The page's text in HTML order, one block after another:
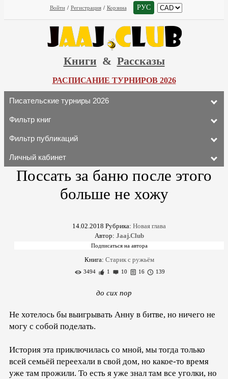
Войти / Регистрация / Корзина РУС
Книги & Рассказы
РАСПИСАНИЕ ТУРНИРОВ 2026
Писательские турниры 2026
Фильтр книг
Фильтр публикаций
Личный кабинет
Поссать за баню после этого
больше не хожу
14.02.2018 Рубрика: Новая глава
Автор: Jaaj.Club
Книга: Старик с ружьём
3494 1 10 16 139
до сих пор
Не хотелось бы выигрывать Анну в битве, но ничего не
могу с собой поделать.
История эта приключилась со мной, мы тогда только
всей семьёй переехали в свой дом, но какое-то время
уже там прожили. То есть я уже знал там все уголки, но